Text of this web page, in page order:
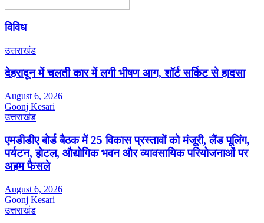
विविध
उत्तराखंड
देहरादून में चलती कार में लगी भीषण आग, शॉर्ट सर्किट से हादसा
August 6, 2026
Goonj Kesari
उत्तराखंड
एमडीडीए बोर्ड बैठक में 25 विकास प्रस्तावों को मंजूरी, लैंड पूलिंग,
पर्यटन, होटल, औद्योगिक भवन और व्यावसायिक परियोजनाओं पर
अहम फैसले
August 6, 2026
Goonj Kesari
उत्तराखंड